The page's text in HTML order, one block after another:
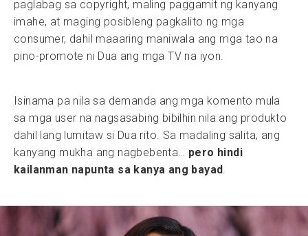
paglabag sa copyright, maling paggamit ng kanyang
imahe, at maging posibleng pagkalito ng mga
consumer, dahil maaaring maniwala ang mga tao na
pino-promote ni Dua ang mga TV na iyon.
Isinama pa nila sa demanda ang mga komento mula
sa mga user na nagsasabing bibilhin nila ang produkto
dahil lang lumitaw si Dua rito. Sa madaling salita, ang
kanyang mukha ang nagbebenta… pero hindi
kailanman napunta sa kanya ang bayad.